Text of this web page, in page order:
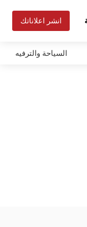
انشر اعلاناتك
السياحة والترفيه